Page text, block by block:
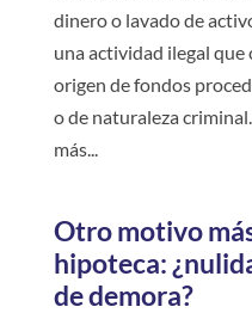
dinero o lavado de
una actividad ilegal
origen de fondos
o de naturaleza
más...
Otro motivo
hipoteca:
de demora?